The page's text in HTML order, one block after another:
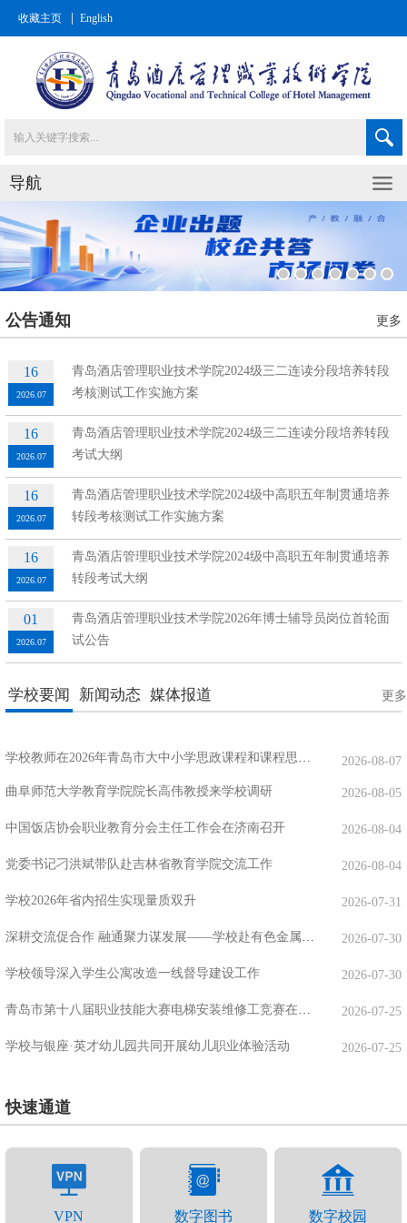
收藏主页 English
导航
公告通知 更多
16
2026.07
青岛酒店管理职业技术学院2024级三二连读分段培养转段
考核测试工作实施方案
16
2026.07
青岛酒店管理职业技术学院2024级三二连读分段培养转段
考试大纲
16
2026.07
青岛酒店管理职业技术学院2024级中高职五年制贯通培养
转段考核测试工作实施方案
16
2026.07
青岛酒店管理职业技术学院2024级中高职五年制贯通培养
转段考试大纲
01
2026.07
青岛酒店管理职业技术学院2026年博士辅导员岗位首轮面
试公告
学校要闻 新闻动态 媒体报道 更多
学校教师在2026年青岛市大中小学思政课程和课程思政教学比赛中喜获佳绩 2026-08-07
曲阜师范大学教育学院院长高伟教授来学校调研 2026-08-05
中国饭店协会职业教育分会主任工作会在济南召开 2026-08-04
党委书记刁洪斌带队赴吉林省教育学院交流工作 2026-08-04
学校2026年省内招生实现量质双升 2026-07-31
2026-07-30
学校领导深入学生公寓改造一线督导建设工作 2026-07-30
2026-07-25
学校与银座·英才幼儿园共同开展幼儿职业体验活动 2026-07-25
快速通道
VPN 数字图书 数字校园